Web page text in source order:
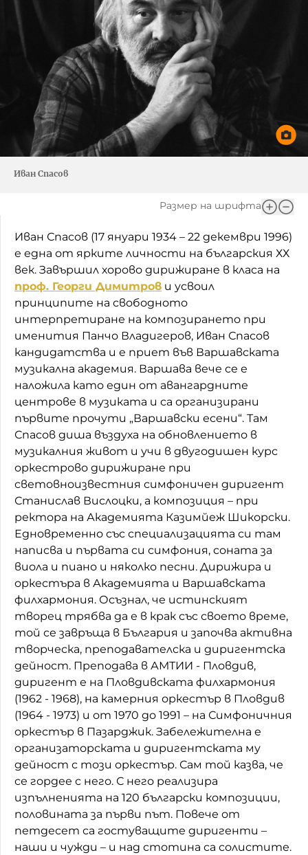
Иван Спасов
Размер на шрифта
Иван Спасов (17 януари 1934 – 22 декември 1996)
е една от ярките личности на българския ХХ
век. Завършил хорово дирижиране в класа на
проф. Георги Димитров и усвоил
принципите на свободното
интерпретиране на композирането при
именития Панчо Владигеров, Иван Спасов
кандидатства и е приет във Варшавската
музикална академия. Варшава вече се е
наложила като един от авангардните
центрове в музиката и са организирани
първите прочути „Варшавски есени“. Там
Спасов диша въздуха на обновлението в
музикалния живот и учи в двугодишен курс
оркестрово дирижиране при
световноизвестния симфоничен диригент
Станислав Вислоцки, а композиция – при
ректора на Академията Казимйеж Шикорски.
Едновременно със специализацията си там
написва и първата си симфония, соната за
виола и пиано и няколко песни. Дирижира и
оркестъра в Академията и Варшавската
филхармония. Осъзнал, че истинският
творец трябва да е в крак със своето време,
той се завръща в България и започва активна
творческа, преподавателска и диригентска
дейност. Преподава в АМТИИ - Пловдив,
диригент е на Пловдивската филхармония
(1962 - 1968), на камерния оркестър в Пловдив
(1964 - 1973) и от 1970 до 1991 – на Симфоничния
оркестър в Пазарджик. Забележителна е
организаторската и диригентската му
дейност с този оркестър. Сам той казва, че
се гордее с него. С него реализира
изпълненията на 120 български композиции,
половината за първи път. Повече от
петдесет са гостуващите диригенти –
наши и чужди – и над стотина са солистите.